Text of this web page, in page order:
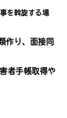
を斡旋する場
作り、面接同
者手帳取得や